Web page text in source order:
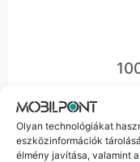
Olyan technológiákat
eszközinformációk
élmény javítása, valamint
Sok éve a szegedi
Nem egy arctalan
ember veszi fel a